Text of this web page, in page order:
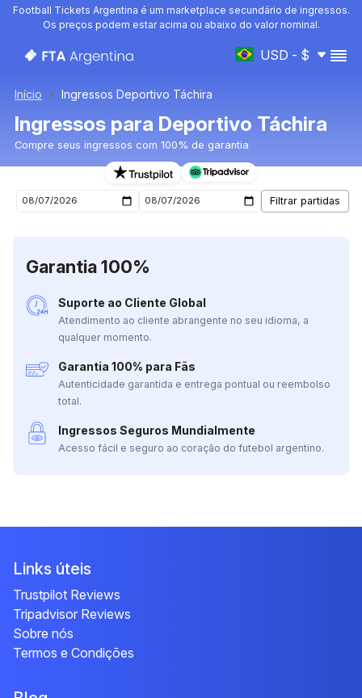
Football Tickets Argentina é um marketplace secundário de ingressos.
Os preços podem estar acima ou abaixo do valor nominal.
USD - $
Início Ingressos Deportivo Táchira
Ingressos para Deportivo Táchira
Compre seus ingressos com 100% de garantia
Ingressos para o próximo jogo de Deportivo Táchira
Garantia 100%
Suporte ao Cliente Global
Atendimento ao cliente abrangente no seu idioma, a
qualquer momento.
Garantia 100% para Fãs
Autenticidade garantida e entrega pontual ou reembolso
total.
Ingressos Seguros Mundialmente
Acesso fácil e seguro ao coração do futebol argentino.
Links úteis
Trustpilot Reviews
Tripadvisor Reviews
Sobre nós
Termos e Condições